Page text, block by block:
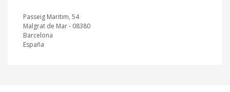
Passeig Maritim, 54
Malgrat de Mar - 08380
Barcelona
España